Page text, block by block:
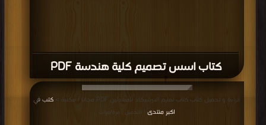
كتاب اسس تصميم كلية هندسة PDF
قراءة و تحميل كتاب كتاب تعليم الارشيكاد للمبتدئين PDF مجانا | مكتبة >
كتب في
اكبر منتدى
| التحميل : مرة/مرات